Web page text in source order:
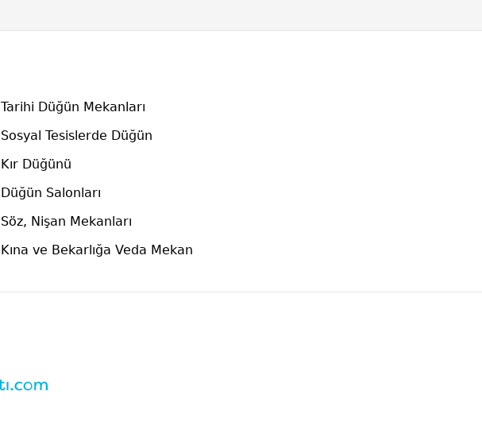
Tarihi Düğün Mekanları
Sosyal Tesislerde Düğün
Kır Düğünü
Düğün Salonları
Söz, Nişan Mekanları
Kına ve Bekarlığa Veda Mekan